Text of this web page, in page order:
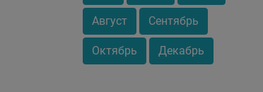
Август Сентябрь
Октябрь Декабрь